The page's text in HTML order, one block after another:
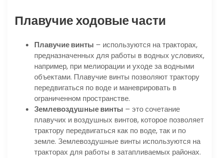
Плавучие ходовые части
Плавучие винты – используются на тракторах,
предназначенных для работы в водных условиях,
например, при мелиорации и уходе за водными
объектами. Плавучие винты позволяют трактору
передвигаться по воде и маневрировать в
ограниченном пространстве.
Землевоздушные винты – это сочетание
плавучих и воздушных винтов, которое позволяет
трактору передвигаться как по воде, так и по
земле. Землевоздушные винты используются на
тракторах для работы в затапливаемых районах.